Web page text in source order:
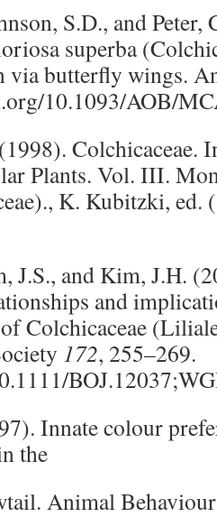
S.D., and
superba
via butterfly wings.
10.1093/AOB/
Colchicaceae.
Plants. Vol. III.
K. Kubitzki, ed.
J.S., and Kim, J.H.
and
Colchicaceae
172, 255–269.
Innate colour
the
Animal